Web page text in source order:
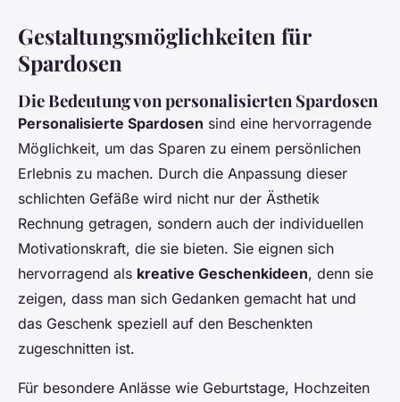
Gestaltungsmöglichkeiten für
Spardosen
Die Bedeutung von personalisierten Spardosen
Personalisierte Spardosen sind eine hervorragende
Möglichkeit, um das Sparen zu einem persönlichen
Erlebnis zu machen. Durch die Anpassung dieser
schlichten Gefäße wird nicht nur der Ästhetik
Rechnung getragen, sondern auch der individuellen
Motivationskraft, die sie bieten. Sie eignen sich
hervorragend als kreative Geschenkideen, denn sie
zeigen, dass man sich Gedanken gemacht hat und
das Geschenk speziell auf den Beschenkten
zugeschnitten ist.
Für besondere Anlässe wie Geburtstage, Hochzeiten